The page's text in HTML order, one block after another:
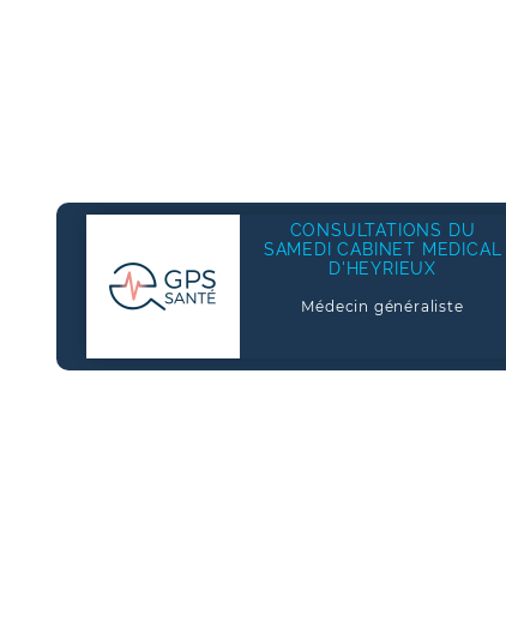
CONSULTATIONS DU
SAMEDI CABINET MEDICAL
D'HEYRIEUX
Médecin généraliste